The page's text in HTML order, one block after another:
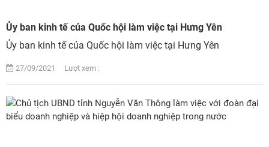
Ủy ban kinh tế của Quốc hội làm việc tại Hưng Yên
Ủy ban kinh tế của Quốc hội làm việc tại Hưng Yên
27/09/2021 Lượt xem :